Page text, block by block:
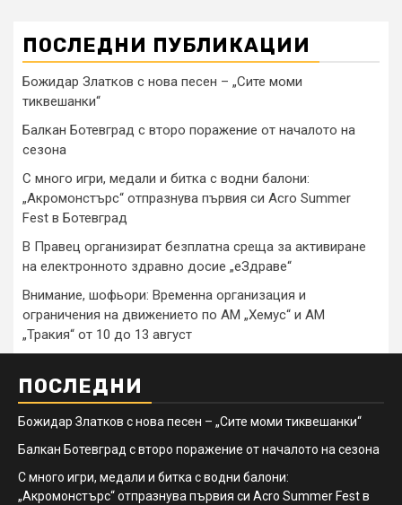
ПОСЛЕДНИ ПУБЛИКАЦИИ
Божидар Златков с нова песен – „Сите моми
тиквешанки“
Балкан Ботевград с второ поражение от началото на
сезона
С много игри, медали и битка с водни балони:
„Акромонстърс“ отпразнува първия си Acro Summer
Fest в Ботевград
В Правец организират безплатна среща за активиране
на електронното здравно досие „еЗдраве“
Внимание, шофьори: Временна организация и
ограничения на движението по АМ „Хемус“ и АМ
„Тракия“ от 10 до 13 август
ПОСЛЕДНИ
Божидар Златков с нова песен – „Сите моми тиквешанки“
Балкан Ботевград с второ поражение от началото на сезона
С много игри, медали и битка с водни балони:
„Акромонстърс“ отпразнува първия си Acro Summer Fest в